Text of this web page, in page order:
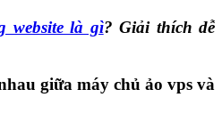
website là gì? Giải thích dễ
giữa máy chủ ảo vps và